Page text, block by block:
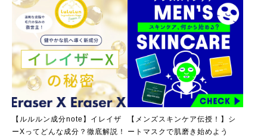
【ルルルン成分note】イレイザ
ーXってどんな成分？徹底解説！
【メンズスキンケア伝授！】シ
ートマスクで肌磨き始めよう